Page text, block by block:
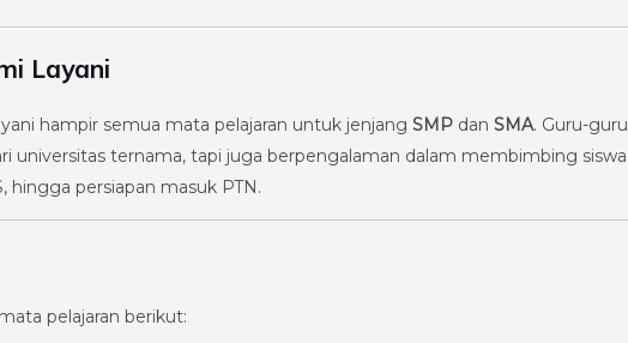
Layani
hampir semua mata pelajaran untuk jenjang SMP dan SMA. Guru-guru
universitas ternama, tapi juga berpengalaman dalam membimbing siswa
hingga persiapan masuk PTN.
pelajaran berikut: